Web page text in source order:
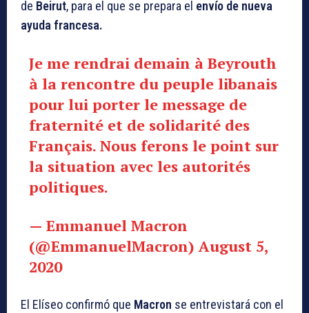
de Beirut, para el que se prepara el envío de nueva
ayuda francesa.
Je me rendrai demain à Beyrouth
à la rencontre du peuple libanais
pour lui porter le message de
fraternité et de solidarité des
Français. Nous ferons le point sur
la situation avec les autorités
politiques.
— Emmanuel Macron
(@EmmanuelMacron)August 5,
2020
El Elíseo confirmó que Macron se entrevistará con el